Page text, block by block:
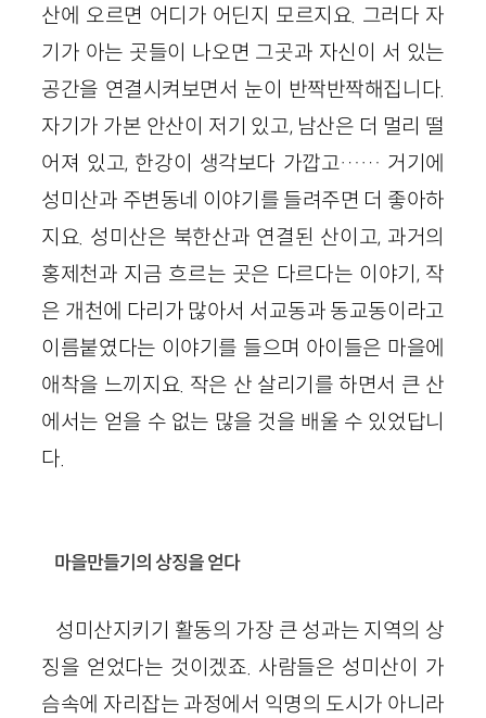
산에 오르면 어디가 어딘지 모르지요. 그러다 자
기가 아는 곳들이 나오면 그곳과 자신이 서 있는
공간을 연결시켜보면서 눈이 반짝반짝해집니다.
자기가 가본 안산이 저기 있고, 남산은 더 멀리 떨
어져 있고, 한강이 생각보다 가깝고…… 거기에
성미산과 주변동네 이야기를 들려주면 더 좋아하
지요. 성미산은 북한산과 연결된 산이고, 과거의
홍제천과 지금 흐르는 곳은 다르다는 이야기, 작
은 개천에 다리가 많아서 서교동과 동교동이라고
이름붙였다는 이야기를 들으며 아이들은 마을에
애착을 느끼지요. 작은 산 살리기를 하면서 큰 산
에서는 얻을 수 없는 많을 것을 배울 수 있었답니
다.
마을만들기의 상징을 얻다
성미산지키기 활동의 가장 큰 성과는 지역의 상
징을 얻었다는 것이겠죠. 사람들은 성미산이 가
슴속에 자리잡는 과정에서 익명의 도시가 아니라